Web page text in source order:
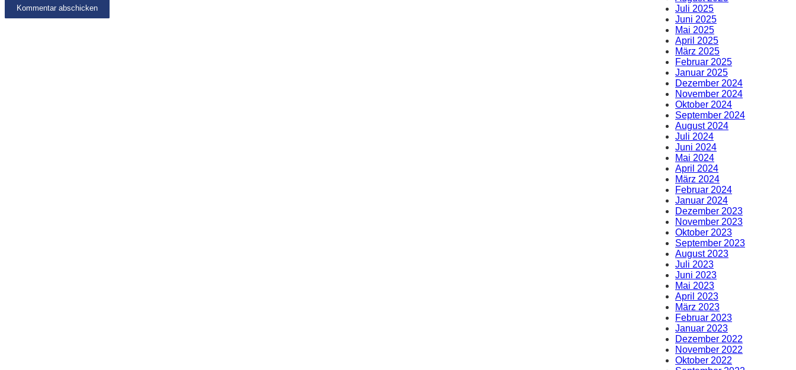
Juli 2025
Juni 2025
Mai 2025
April 2025
März 2025
Februar 2025
Januar 2025
Dezember 2024
November 2024
Oktober 2024
September 2024
August 2024
Juli 2024
Juni 2024
Mai 2024
April 2024
März 2024
Februar 2024
Januar 2024
Dezember 2023
November 2023
Oktober 2023
September 2023
August 2023
Juli 2023
Juni 2023
Mai 2023
April 2023
März 2023
Februar 2023
Januar 2023
Dezember 2022
November 2022
Oktober 2022